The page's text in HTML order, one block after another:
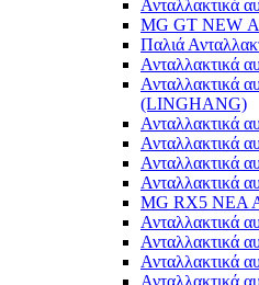
Ανταλλακτικά
MG GT NEW
Παλιά
Ανταλλακτικά
Ανταλλακτικά
(LINGHANG)
Ανταλλακτικά
Ανταλλακτικά
Ανταλλακτικά
Ανταλλακτικά
MG RX5 ΝΕΑ
Ανταλλακτικά
Ανταλλακτικά
Ανταλλακτικά
Ανταλλακτικά